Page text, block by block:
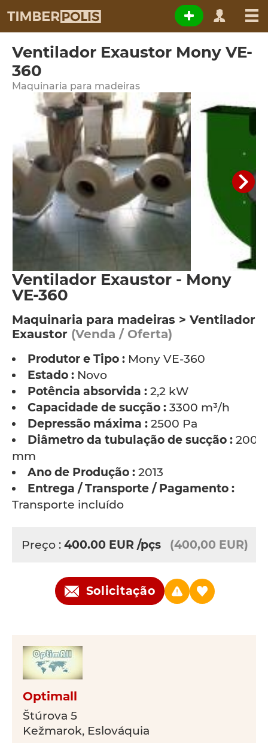
Ventilador Exaustor Mony VE-
360
Maquinaria para madeiras
Ventilador Exaustor - Mony
VE-360
Maquinaria para madeiras > Ventilador
Exaustor (Venda / Oferta)
Produtor e Tipo : Mony VE-360
Estado : Novo
Potência absorvida : 2,2 kW
Capacidade de sucção : 3300 m³/h
Depressão máxima : 2500 Pa
Diâmetro da tubulação de sucção : 200
mm
Ano de Produção : 2013
Entrega / Transporte / Pagamento :
Transporte incluído
Preço : 400.00 EUR /pçs (400,00 EUR)
Solicitação
Optimall
Štúrova 5
Kežmarok, Eslováquia